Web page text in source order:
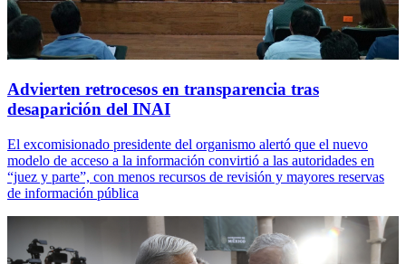
Advierten retrocesos en transparencia tras
desaparición del INAI
El excomisionado presidente del organismo alertó que el nuevo
modelo de acceso a la información convirtió a las autoridades en
“juez y parte”, con menos recursos de revisión y mayores reservas
de información pública